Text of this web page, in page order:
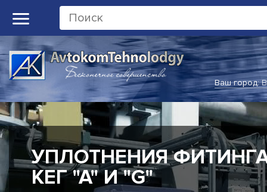
Ваш город:
РОТАЦИОННЫЕ
СОЕДИНЕНИЯ